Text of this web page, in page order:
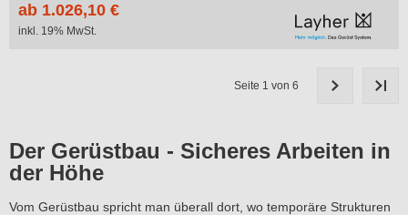
ab 1.026,10 €
inkl. 19% MwSt.
Seite 1 von 6
Der Gerüstbau - Sicheres Arbeiten in
der Höhe
Vom Gerüstbau spricht man überall dort, wo temporäre Strukturen